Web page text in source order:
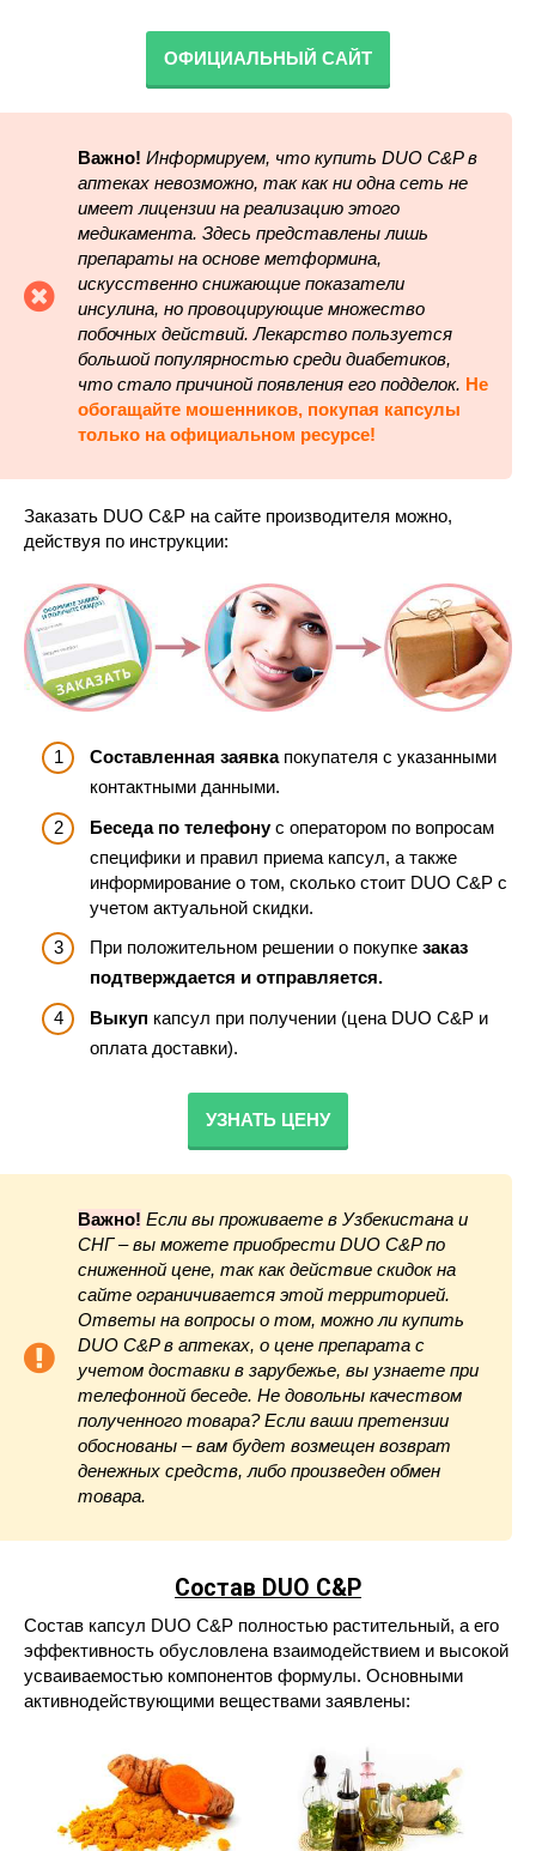
ОФИЦИАЛЬНЫЙ САЙТ
Важно! Информируем, что купить DUO C&P в
аптеках невозможно, так как ни одна сеть не
имеет лицензии на реализацию этого
медикамента. Здесь представлены лишь
препараты на основе метформина,
искусственно снижающие показатели
инсулина, но провоцирующие множество
побочных действий. Лекарство пользуется
большой популярностью среди диабетиков,
что стало причиной появления его подделок. Не
обогащайте мошенников, покупая капсулы
только на официальном ресурсе!
Заказать DUO C&P на сайте производителя можно,
действуя по инструкции:
Составленная заявкапокупателя с указанными
контактными данными.
Беседа по телефонус оператором по вопросам
специфики и правил приема капсул, а также
информирование о том, сколько стоит DUO C&P с
учетом актуальной скидки.
При положительном решении о покупке заказ
подтверждается и отправляется.
Выкуп капсул при получении (цена DUO C&P и
оплата доставки).
УЗНАТЬ ЦЕНУ
Важно! Если вы проживаете в Узбекистана и
СНГ – вы можете приобрести DUO C&P по
сниженной цене, так как действие скидок на
сайте ограничивается этой территорией.
Ответы на вопросы о том, можно ли купить
DUO C&P в аптеках, о цене препарата с
учетом доставки в зарубежье, вы узнаете при
телефонной беседе. Не довольны качеством
полученного товара? Если ваши претензии
обоснованы – вам будет возмещен возврат
денежных средств, либо произведен обмен
товара.
Состав DUO C&P
Состав капсул DUO C&P полностью растительный, а его
эффективность обусловлена взаимодействием и высокой
усваиваемостью компонентов формулы. Основными
активнодействующими веществами заявлены: